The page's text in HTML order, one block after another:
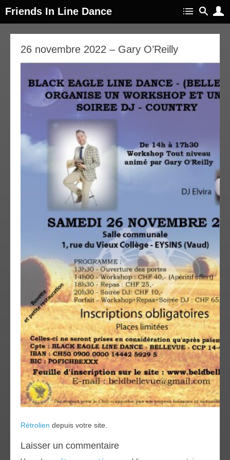
Friends In Line Dance
26 novembre 2022 – Gary O’Reilly
Rétrolien depuis votre site.
Laisser un commentaire